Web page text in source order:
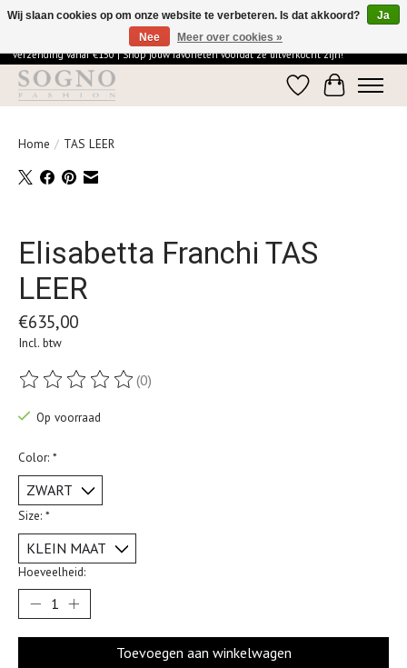
Ontdek de elegantie van SOGNO Fashion | Vandaag besteld = morgen in huis | Gratis
verzending vanaf €150 | Shop jouw favorieten voordat ze uitverkocht zijn!
Verlanglijst
Home / TAS LEER
Elisabetta Franchi TAS
LEER
€635,00
Incl. btw
De beoordeling van dit product is
(0)
Op voorraad
Color: *
Size: *
Hoeveelheid:
Toevoegen aan winkelwagen
Wij slaan cookies op om onze website te verbeteren. Is dat akkoord?
Ja
Nee
Meer over cookies »